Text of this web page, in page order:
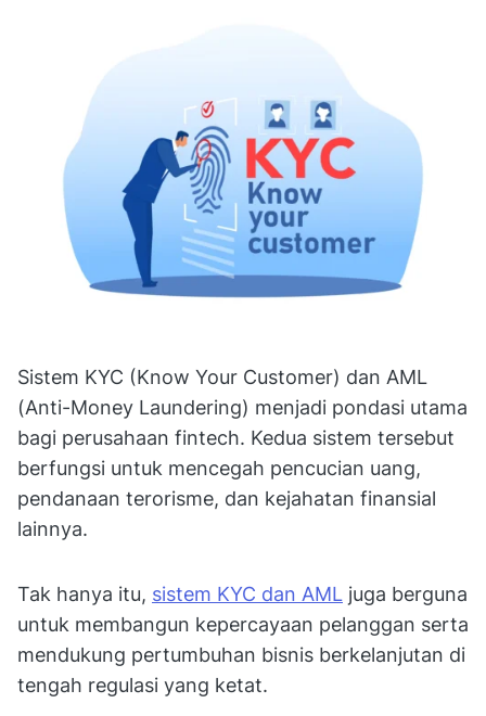
Sistem KYC (Know Your Customer) dan AML
(Anti-Money Laundering) menjadi pondasi utama
bagi perusahaan fintech. Kedua sistem tersebut
berfungsi untuk mencegah pencucian uang,
pendanaan terorisme, dan kejahatan finansial
lainnya.
Tak hanya itu, sistem KYC dan AML juga berguna
untuk membangun kepercayaan pelanggan serta
mendukung pertumbuhan bisnis berkelanjutan di
tengah regulasi yang ketat.